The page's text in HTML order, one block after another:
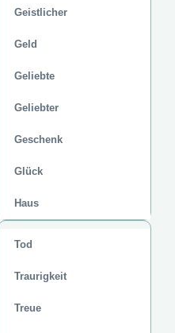
Geistlicher
Geld
Geliebte
Geliebter
Geschenk
Glück
Haus
Tod
Traurigkeit
Treue